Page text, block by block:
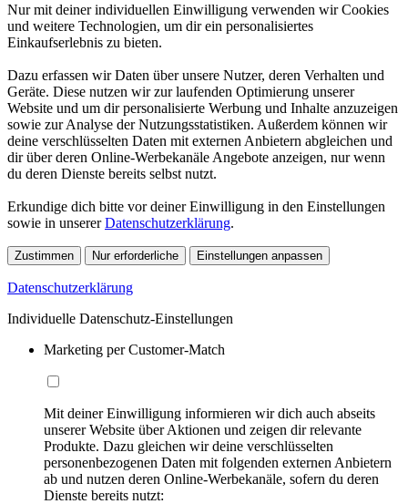
Nur mit deiner individuellen Einwilligung verwenden wir Cookies
und weitere Technologien, um dir ein personalisiertes
Einkaufserlebnis zu bieten.
Dazu erfassen wir Daten über unsere Nutzer, deren Verhalten und
Geräte. Diese nutzen wir zur laufenden Optimierung unserer
Website und um dir personalisierte Werbung und Inhalte anzuzeigen
sowie zur Analyse der Nutzungsstatistiken. Außerdem können wir
deine verschlüsselten Daten mit externen Anbietern abgleichen und
dir über deren Online-Werbekanäle Angebote anzeigen, nur wenn
du deren Dienste bereits selbst nutzt.
Erkundige dich bitte vor deiner Einwilligung in den Einstellungen
sowie in unsererDatenschutzerklärung.
Zustimmen Nur erforderliche Einstellungen anpassen
Datenschutzerklärung
Individuelle Datenschutz-Einstellungen
Marketing per Customer-Match
Mit deiner Einwilligung informieren wir dich auch abseits
unserer Website über Aktionen und zeigen dir relevante
Produkte. Dazu gleichen wir deine verschlüsselten
personenbezogenen Daten mit folgenden externen Anbietern
ab und nutzen deren Online-Werbekanäle, sofern du deren
Dienste bereits nutzt: